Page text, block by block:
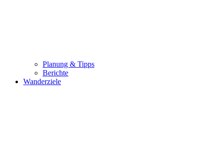
Planung & Tipps
Berichte
Wanderziele